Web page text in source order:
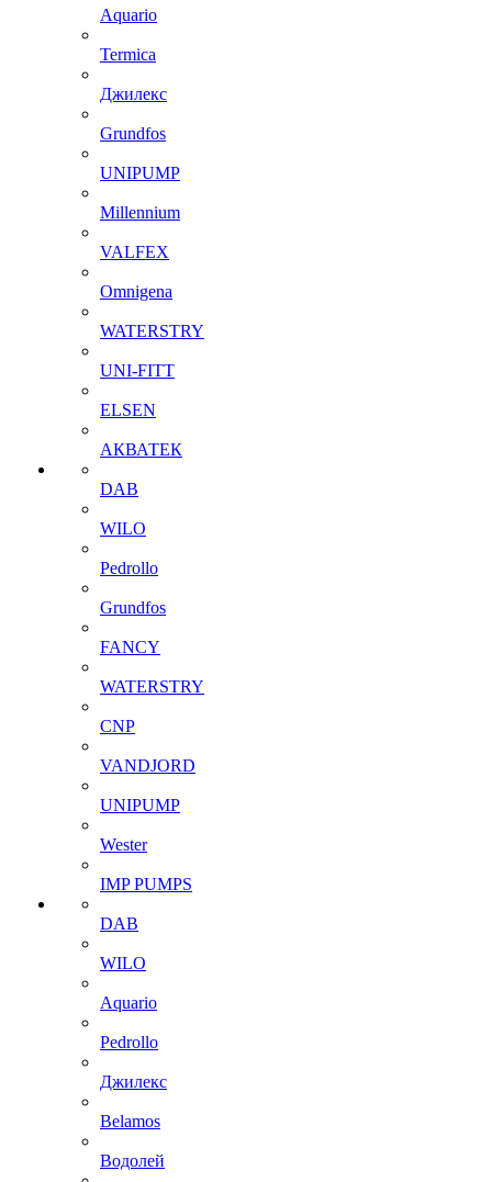
Aquario
Termica
Джилекс
Grundfos
UNIPUMP
Millennium
VALFEX
Omnigena
WATERSTRY
UNI-FITT
ELSEN
АКВАТЕК
DAB
WILO
Pedrollo
Grundfos
FANCY
WATERSTRY
CNP
VANDJORD
UNIPUMP
Wester
IMP PUMPS
DAB
WILO
Aquario
Pedrollo
Джилекс
Belamos
Водолей